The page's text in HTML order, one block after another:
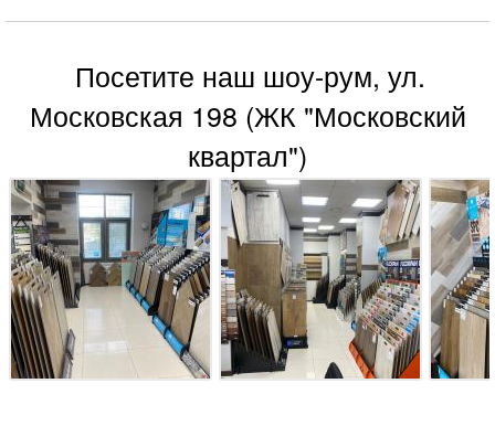
Посетите наш шоу-рум, ул.
Московская 198 (ЖК "Московский
квартал")